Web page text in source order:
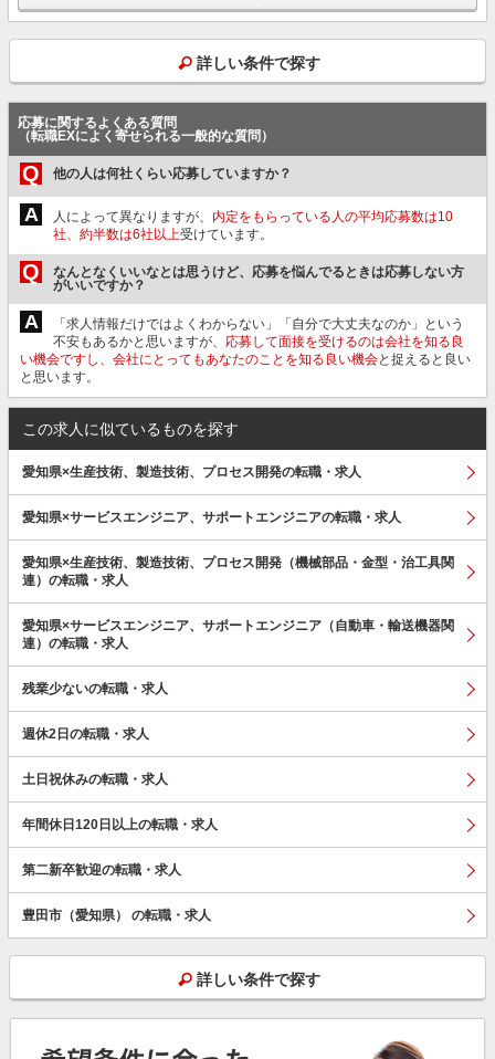
詳しい条件で探す
応募に関するよくある質問
（転職EXによく寄せられる一般的な質問）
Q 他の人は何社くらい応募していますか？
A 人によって異なりますが、 内定をもらっている人の平均応募数は10
社、約半数は6社以上受けています。
Q
なんとなくいいなとは思うけど、応募を悩んでるときは応募しない方
がいいですか？
A
「求人情報だけではよくわからない」「自分で大丈夫なのか」という
不安もあるかと思いますが、 応募して面接を受けるのは会社を知る良
い機会ですし、会社にとってもあなたのことを知る良い機会と捉えると良い
と思います。
この求人に似ているものを探す
愛知県×生産技術、製造技術、プロセス開発の転職・求人
愛知県×サービスエンジニア、サポートエンジニアの転職・求人
愛知県×生産技術、製造技術、プロセス開発（機械部品・金型・治工具関
連）の転職・求人
愛知県×サービスエンジニア、サポートエンジニア（自動車・輸送機器関
連）の転職・求人
残業少ないの転職・求人
週休2日の転職・求人
土日祝休みの転職・求人
年間休日120日以上の転職・求人
第二新卒歓迎の転職・求人
豊田市（愛知県） の転職・求人
詳しい条件で探す